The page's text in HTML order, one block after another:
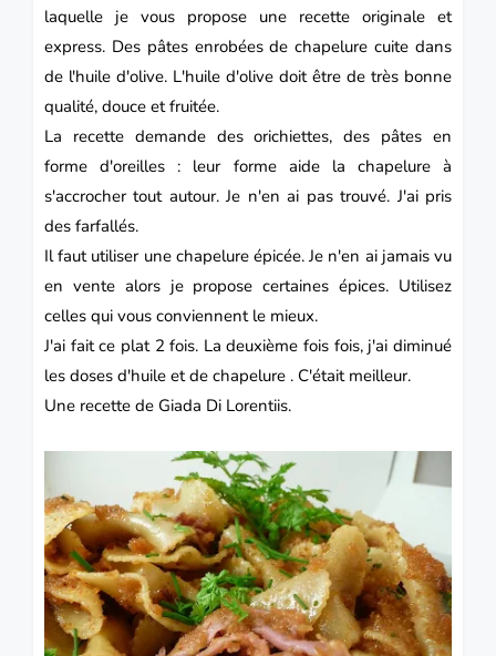
laquelle je vous propose une recette originale et
express. Des pâtes enrobées de chapelure cuite dans
de l'huile d'olive. L'huile d'olive doit être de très bonne
qualité, douce et fruitée.
La recette demande des orichiettes, des pâtes en
forme d'oreilles : leur forme aide la chapelure à
s'accrocher tout autour. Je n'en ai pas trouvé. J'ai pris
des farfallés.
Il faut utiliser une chapelure épicée. Je n'en ai jamais vu
en vente alors je propose certaines épices. Utilisez
celles qui vous conviennent le mieux.
J'ai fait ce plat 2 fois. La deuxième fois fois, j'ai diminué
les doses d'huile et de chapelure . C'était meilleur.
Une recette de Giada Di Lorentiis.